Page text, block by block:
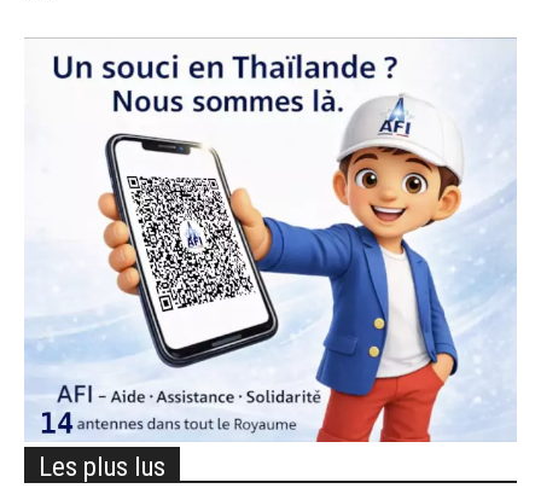
Les plus lus